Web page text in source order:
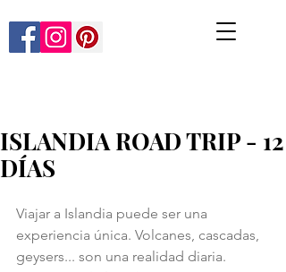
ISLANDIA ROAD TRIP - 12
DÍAS
Viajar a Islandia puede ser una
experiencia única. Volcanes, cascadas,
geysers... son una realidad diaria.